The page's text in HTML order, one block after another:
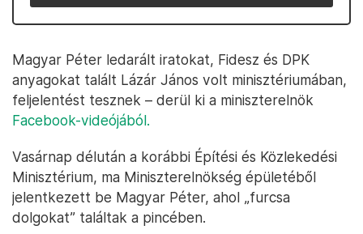
Magyar Péter ledarált iratokat, Fidesz és DPK
anyagokat talált Lázár János volt minisztériumában,
feljelentést tesznek – derül ki a miniszterelnök
Facebook-videójából.
Vasárnap délután a korábbi Építési és Közlekedési
Minisztérium, ma Miniszterelnökség épületéből
jelentkezett be Magyar Péter, ahol „furcsa
dolgokat” találtak a pincében.